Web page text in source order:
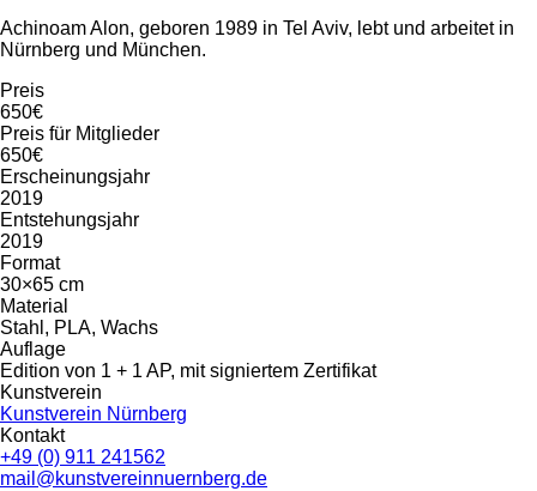
Achinoam Alon, geboren 1989 in Tel Aviv, lebt und arbeitet in
Nürnberg und München.
Preis
650€
Preis für Mitglieder
650€
Erscheinungsjahr
2019
Entstehungsjahr
2019
Format
30×65 cm
Material
Stahl, PLA, Wachs
Auflage
Edition von 1 + 1 AP, mit signiertem Zertifikat
Kunstverein
Kunstverein Nürnberg
Kontakt
+49 (0) 911 241562
mail@kunstvereinnuernberg.de